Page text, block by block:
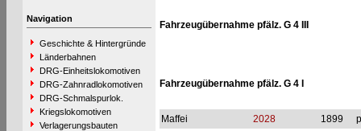
Navigation
Geschichte & Hintergründe
Länderbahnen
DRG-Einheitslokomotiven
DRG-Zahnradlokomotiven
DRG-Schmalspurlok.
Kriegslokomotiven
Verlagerungsbauten
Fahrzeugübernahme pfälz. G 4 III
Fahrzeugübernahme pfälz. G 4 I
Maffei 2028 1899